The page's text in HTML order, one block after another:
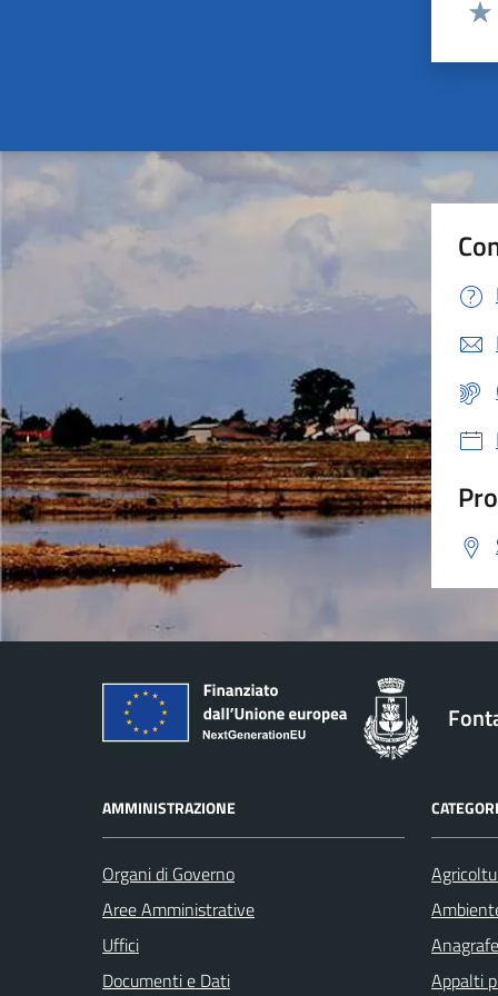
AMMINISTRAZIONE
Organi di Governo
Aree Amministrative
Uffici
Documenti e Dati
Appalti